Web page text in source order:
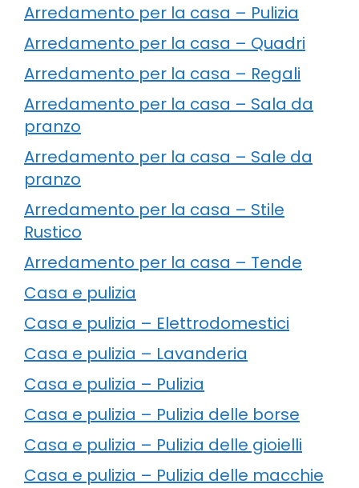
Arredamento per la casa – Pulizia
Arredamento per la casa – Quadri
Arredamento per la casa – Regali
Arredamento per la casa – Sala da
pranzo
Arredamento per la casa – Sale da
pranzo
Arredamento per la casa – Stile
Rustico
Arredamento per la casa – Tende
Casa e pulizia
Casa e pulizia – Elettrodomestici
Casa e pulizia – Lavanderia
Casa e pulizia – Pulizia
Casa e pulizia – Pulizia delle borse
Casa e pulizia – Pulizia delle gioielli
Casa e pulizia – Pulizia delle macchie